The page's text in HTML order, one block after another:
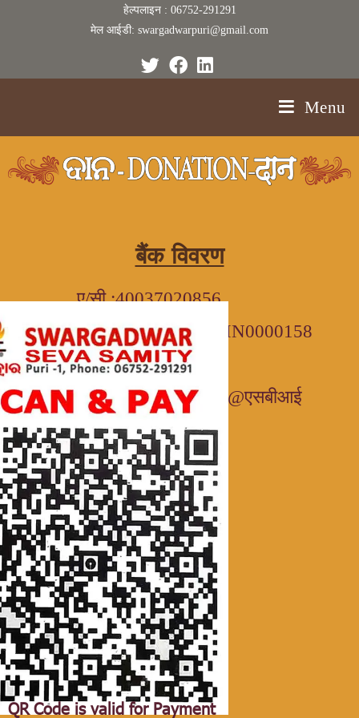
हेल्पलाइन : 06752-291291
मेल आईडी: swargadwarpuri@gmail.com
Menu
बैंक विवरण
ए/सी :40037020856
आईएफएससी कोड: SBIN0000158
यूपीआई
आईडी:40037020856@एसबीआई
Scan the QR using any UPI
app on your phone.
QR Code is valid for Payment